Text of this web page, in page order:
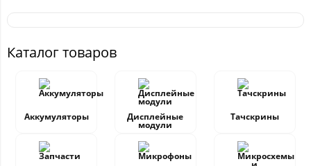
Каталог товаров
Аккумуляторы Дисплейные
модули
Тачскрины